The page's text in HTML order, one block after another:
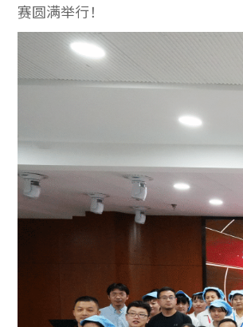
赛圆满举行！